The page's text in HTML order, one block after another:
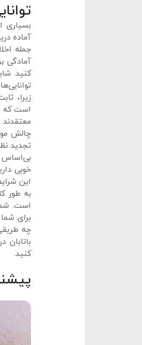
بسیاری
آماده
جمله
آمادگی
کنید.
زیرا،
است که
چالش
تجدید
بی‌اساس
خوبی
این
به طور
است.
برای
چه
کنید.